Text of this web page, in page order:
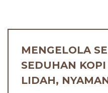
MENGELOLA
SEDUHAN
LIDAH,